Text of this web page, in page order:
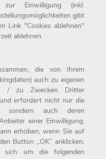
Folge als Top-Arbeitgeber
Unternehmen mit Sitz in
Kontakt
Impressum
Datenschutz
Einwilligung (inkl.
gibt
Link "Cookies ablehnen"
ablehnen.
die von Ihrem
auch zu eigenen
/ zu Zwecken Dritter
erfordert nicht nur die
sondern auch deren
einer Einwilligung.
erhoben, wenn Sie auf
Button „OK” anklicken.
um die folgenden